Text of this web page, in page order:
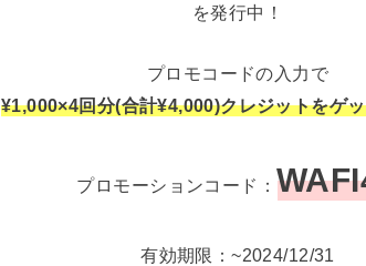
を発行中！
プロモコードの入力で
¥1,000×4回分(合計¥4,000)クレジットをゲ
プロモーションコード：
有効期限：~2024/12/31